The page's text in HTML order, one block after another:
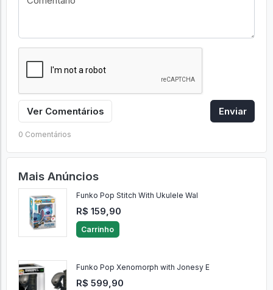
Ver Comentários Enviar
0 Comentários
Mais Anúncios
Funko Pop Stitch With Ukulele Wal
R$ 159,90
Carrinho
Funko Pop Xenomorph with Jonesy E
R$ 599,90